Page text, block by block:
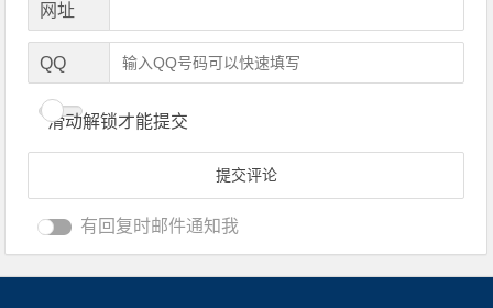
网址
QQ
滑动解锁才能提交
有回复时邮件通知我